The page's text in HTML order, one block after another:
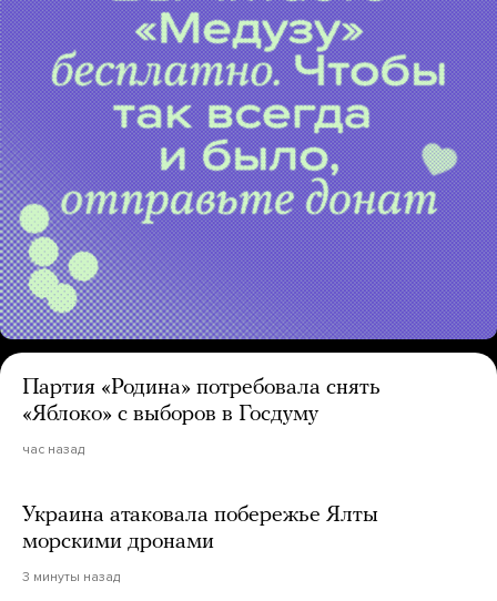
Партия «Родина» потребовала снять
«Яблоко» с выборов в Госдуму
час назад
Украина атаковала побережье Ялты
морскими дронами
3 минуты назад